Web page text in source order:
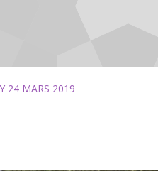
24 MARS 2019